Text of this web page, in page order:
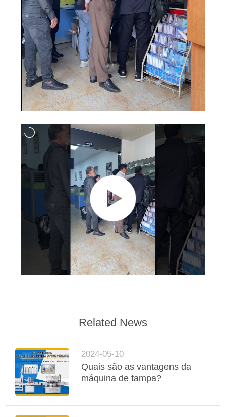
Related News
2024-05-10
Quais são as vantagens da
máquina de tampa?